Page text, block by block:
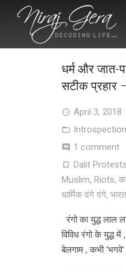
धर्म और जात-
सटीक प्रहार
April 3, 2018
Introspection
1 comment
Dalit Protests
Muslim, Riots,
धार्मिक दंगे दंगे,
रंगो का युद्ध लाल
विविध रंगो के युद्ध
बेलगाम , कभी